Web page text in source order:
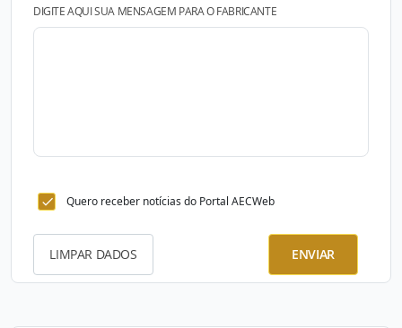
DIGITE AQUI SUA MENSAGEM PARA O FABRICANTE
Quero receber notícias do Portal AECWeb
LIMPAR DADOS ENVIAR